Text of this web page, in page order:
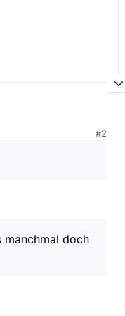
#2
manchmal doch